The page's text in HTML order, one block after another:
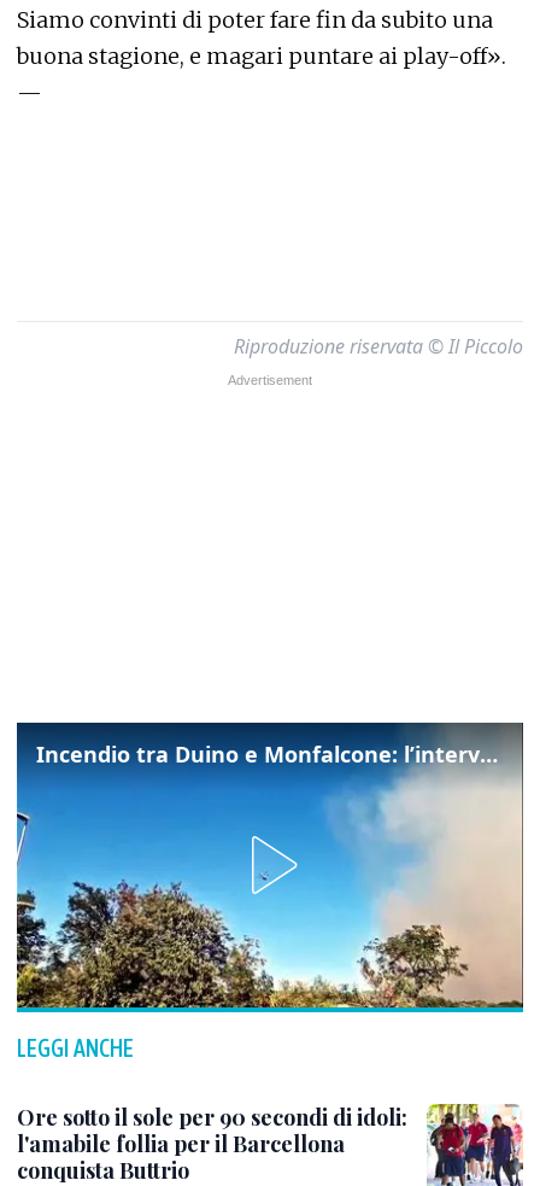
Siamo convinti di poter fare fin da subito una
buona stagione, e magari puntare ai play-off».
—
Riproduzione riservata © Il Piccolo
Incendio tra Duino e Monfalcone: l’intervento dei vigili del fuoco
LEGGI ANCHE
Ore sotto il sole per 90 secondi di idoli:
l'amabile follia per il Barcellona
conquista Buttrio